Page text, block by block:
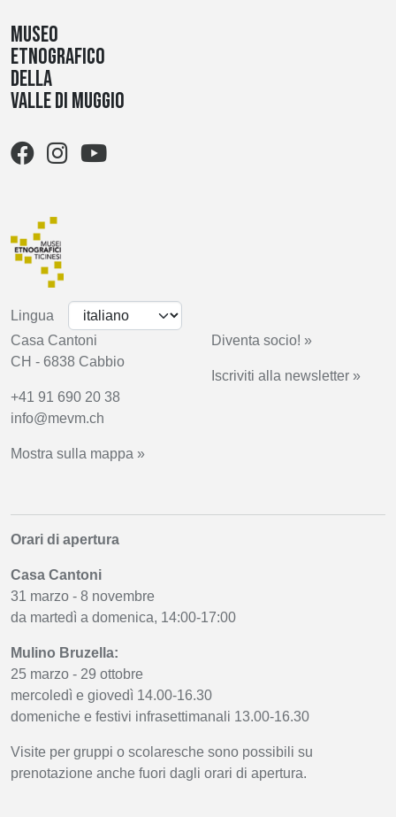
Museo
etnografico
della
Valle di Muggio
Lingua
Casa Cantoni
CH - 6838 Cabbio
+41 91 690 20 38
info@mevm.ch
Mostra sulla mappa »
Diventa socio! »
Iscriviti alla newsletter »
Orari di apertura
Casa Cantoni
31 marzo - 8 novembre
da martedì a domenica, 14:00-17:00
Mulino Bruzella:
25 marzo - 29 ottobre
mercoledì e giovedì 14.00-16.30
domeniche e festivi infrasettimanali 13.00-16.30
Visite per gruppi o scolaresche sono possibili su
prenotazione anche fuori dagli orari di apertura.